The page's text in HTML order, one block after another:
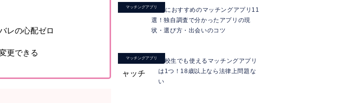
レの心配ゼロ
更できる
マッチングアプリ40代におすすめのマッチングアプリ11
選！独自調査で分かったアプリの現
状・選び方・出会いのコツ
マッチングアプリ
高校生でも使えるマッチングアプリ
は1つ！18歳以上なら法律上問題な
い